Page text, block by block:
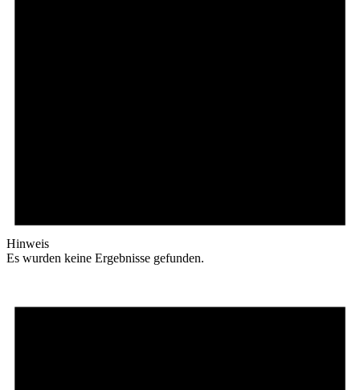
Hinweis
Es wurden keine Ergebnisse gefunden.